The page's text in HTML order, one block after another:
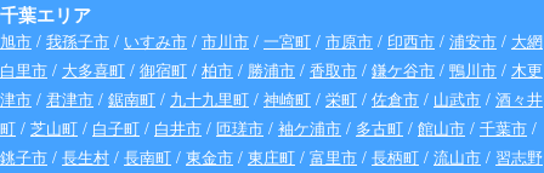
千葉エリア
旭市 / 我孫子市 / いすみ市 / 市川市 / 一宮町 / 市原市 / 印西市 / 浦安市 / 大網
白里市 / 大多喜町 / 御宿町 / 柏市 / 勝浦市 / 香取市 / 鎌ケ谷市 / 鴨川市 / 木更
津市 / 君津市 / 鋸南町 / 九十九里町 / 神崎町 / 栄町 / 佐倉市 / 山武市 / 酒々井
町 / 芝山町 / 白子町 / 白井市 / 匝瑳市 / 袖ケ浦市 / 多古町 / 館山市 / 千葉市 /
銚子市 / 長生村 / 長南町 / 東金市 / 東庄町 / 富里市 / 長柄町 / 流山市 / 習志野